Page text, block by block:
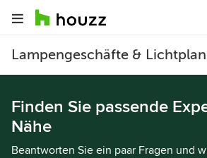
Lampengeschäfte &
Finden Sie passende
Nähe
Beantworten Sie ein paar Fragen und